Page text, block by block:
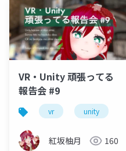
VR・Unity 頑張ってる
報告会 #9
vr unity
紅坂柚月 160